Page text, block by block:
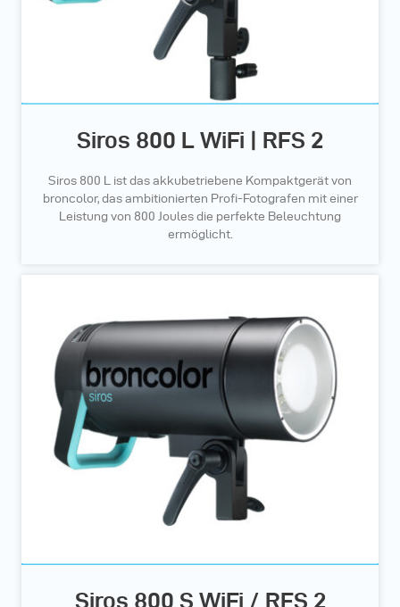
Siros 800 L WiFi | RFS 2
Siros 800 L ist das akkubetriebene Kompaktgerät von
broncolor, das ambitionierten Profi-Fotografen mit einer
Leistung von 800 Joules die perfekte Beleuchtung
ermöglicht.
Siros 800 S WiFi / RFS 2